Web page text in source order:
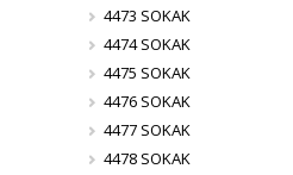
4473 SOKAK
4474 SOKAK
4475 SOKAK
4476 SOKAK
4477 SOKAK
4478 SOKAK